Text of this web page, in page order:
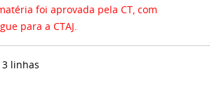
foi aprovada pela CT, com
para a CTAJ.
linhas